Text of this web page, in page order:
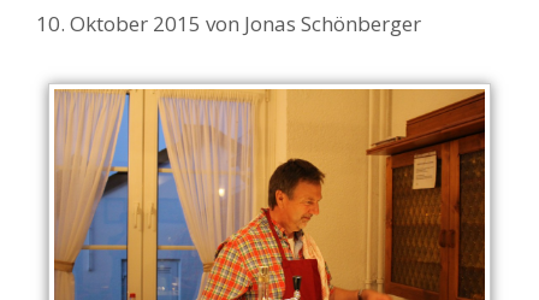
10. Oktober 2015 von Jonas Schönberger